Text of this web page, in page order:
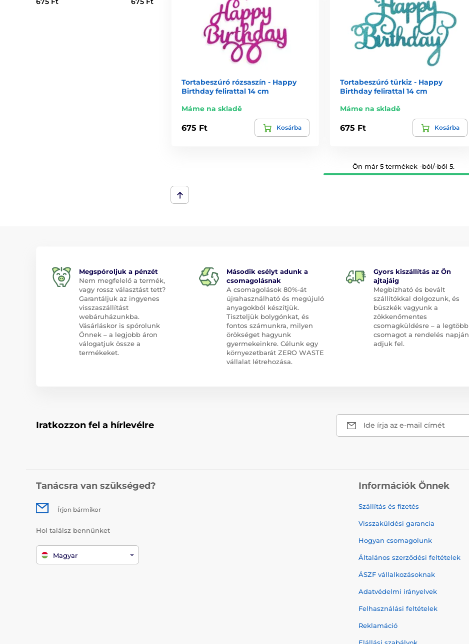
Tortabeszúró rózsaszín - Happy
Birthday felirattal 14 cm
Máme na skladě
675 Ft Kosárba
Tortabeszúró türkiz - Happy
Birthday felirattal 14 cm
Máme na skladě
675 Ft Kosárba
Ön már 5 termékek -ból/-ből 5.
Megspóroljuk a pénzét
Nem megfelelő a termék,
vagy rossz választást tett?
Garantáljuk az ingyenes
visszaszállítást
webáruházunkba.
Vásárláskor is spórolunk
Önnek – a legjobb áron
válogatjuk össze a
termékeket.
Második esélyt adunk a
csomagolásnak
A csomagolások 80%-át
újrahasználható és megújuló
anyagokból készítjük.
Tiszteljük bolygónkat, és
fontos számunkra, milyen
örökséget hagyunk
gyermekeinkre. Célunk egy
környezetbarát ZERO WASTE
vállalat létrehozása.
Gyors kiszállítás az Ön
ajtajáig
Megbízható és bevált
szállítókkal dolgozunk, és
büszkék vagyunk a
zökkenőmentes
csomagküldésre – a legtöbb
csomagot a rendelés napján
adjuk fel.
Iratkozzon fel a hírlevélre Ide írja az e-mail címét
Tanácsra van szükséged?
Írjon bármikor
Hol találsz bennünket
Magyar
Információk Önnek
Szállítás és fizetés
Visszaküldési garancia
Hogyan csomagolunk
Általános szerződési feltételek
ÁSZF vállalkozásoknak
Adatvédelmi irányelvek
Felhasználási feltételek
Reklamáció